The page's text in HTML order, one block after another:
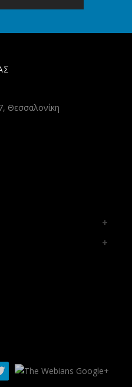
Θεσσαλονίκη
- Oso Fashion